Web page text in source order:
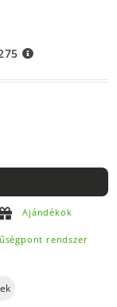
Ajándékok
rendszer